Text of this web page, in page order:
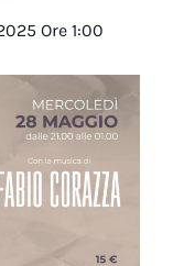
Ore 1:00